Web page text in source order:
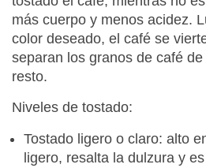
más cuerpo y menos acidez.
color deseado, el café se
separan los granos de café
resto.
Niveles de tostado:
Tostado ligero o claro: alto
ligero, resalta la dulzura y